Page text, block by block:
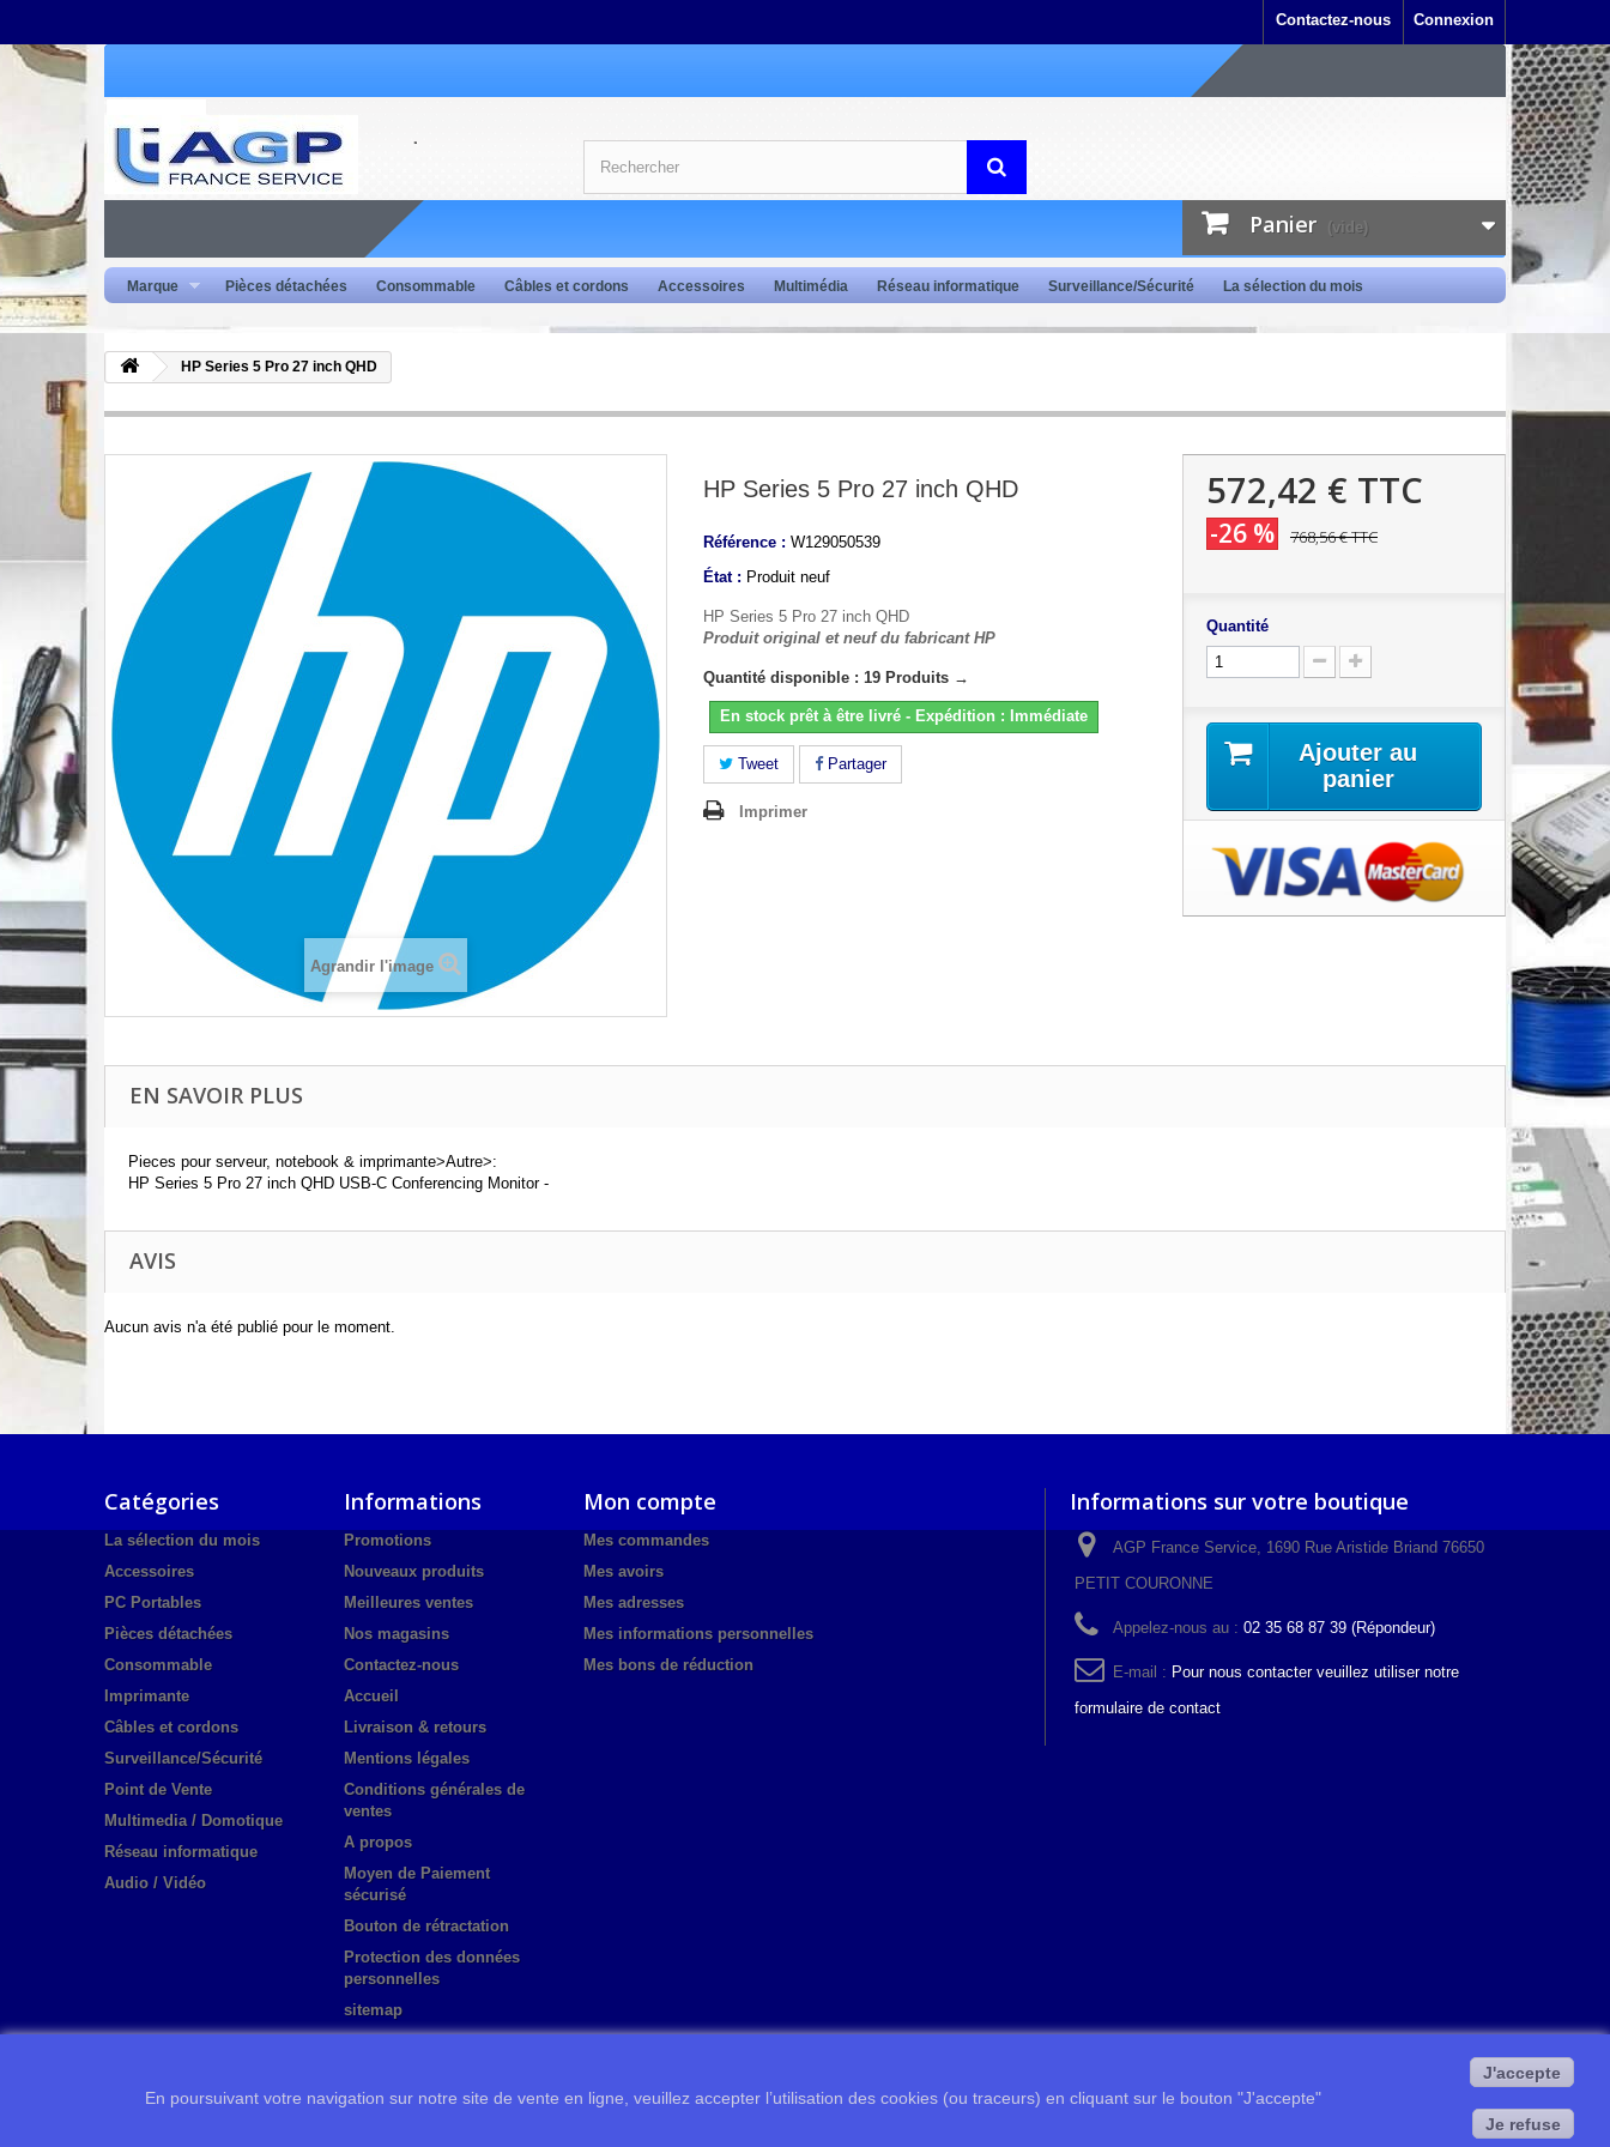
Connexion
Contactez-nous
Panier (vide)
Marque Pièces détachées Consommable Câbles et cordons Accessoires Multimédia Réseau informatique Surveillance/Sécurité La sélection du mois
HP Series 5 Pro 27 inch QHD
Agrandir l'image
HP Series 5 Pro 27 inch QHD
Référence : W129050539
État : Produit neuf
HP Series 5 Pro 27 inch QHD
Produit original et neuf du fabricant HP
Quantité disponible : 19 Produits →
En stock prêt à être livré - Expédition : Immédiate
Tweet Partager
Imprimer
572,42 € TTC
-26 % 768,56 €TTC
Quantité
Ajouter au
panier
EN SAVOIR PLUS
Pieces pour serveur, notebook & imprimante>Autre>:
HP Series 5 Pro 27 inch QHD USB-C Conferencing Monitor -
AVIS
Aucun avis n'a été publié pour le moment.
Catégories
La sélection du mois
Accessoires
PC Portables
Pièces détachées
Consommable
Imprimante
Câbles et cordons
Surveillance/Sécurité
Point de Vente
Multimedia / Domotique
Réseau informatique
Audio / Vidéo
Informations
Promotions
Nouveaux produits
Meilleures ventes
Nos magasins
Contactez-nous
Accueil
Livraison & retours
Mentions légales
Conditions générales de
ventes
A propos
Moyen de Paiement
sécurisé
Bouton de rétractation
Protection des données
personnelles
sitemap
Mon compte
Mes commandes
Mes avoirs
Mes adresses
Mes informations personnelles
Mes bons de réduction
Informations sur votre boutique
AGP France Service, 1690 Rue Aristide Briand 76650
PETIT COURONNE
Appelez-nous au : 02 35 68 87 39 (Répondeur)
E-mail : Pour nous contacter veuillez utiliser notre
formulaire de contact
En poursuivant votre navigation sur notre site de vente en ligne, veuillez accepter l’utilisation des cookies (ou traceurs) en cliquant sur le bouton "J'accepte"
J'accepte
Je refuse